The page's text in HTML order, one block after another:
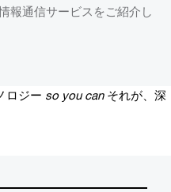
報通信サービスをご紹介し
ロジー so you can それが、深